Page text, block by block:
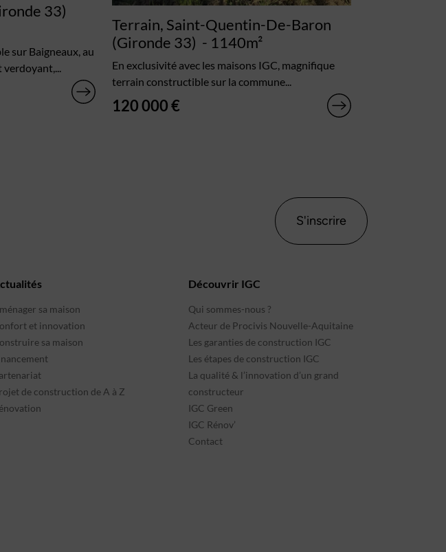
33)
sur Baigneaux, au
verdoyant,...
Terrain, Saint-Quentin-De-Baron
(Gironde 33) - 1140m²
En exclusivité avec les maisons IGC, magnifique
terrain constructible sur la commune...
120 000 €
S'inscrire
sa maison
et innovation
sa maison
de construction de A à Z
Découvrir IGC
Qui sommes-nous ?
Acteur de Procivis Nouvelle-Aquitaine
Les garanties de construction IGC
Les étapes de construction IGC
La qualité & l’innovation d’un grand
constructeur
IGC Green
IGC Rénov’
Contact